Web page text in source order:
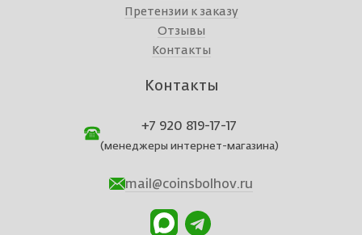
Претензии к заказу
Отзывы
Контакты
Контакты
+7 920 819-17-17
(менеджеры интернет-магазина)
mail@coinsbolhov.ru